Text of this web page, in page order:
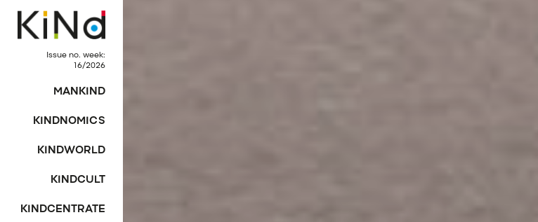
Issue no. week:
16/2026
MANKIND
KINDNOMICS
KINDWORLD
KINDCULT
KINDCENTRATE